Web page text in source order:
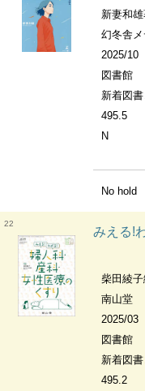
新妻和
幻冬舎
2025/10
図書館
新着図
495.5
N
No hold
22
みえる!わ
柴田綾
南山堂
2025/03
図書館
新着図
495.2